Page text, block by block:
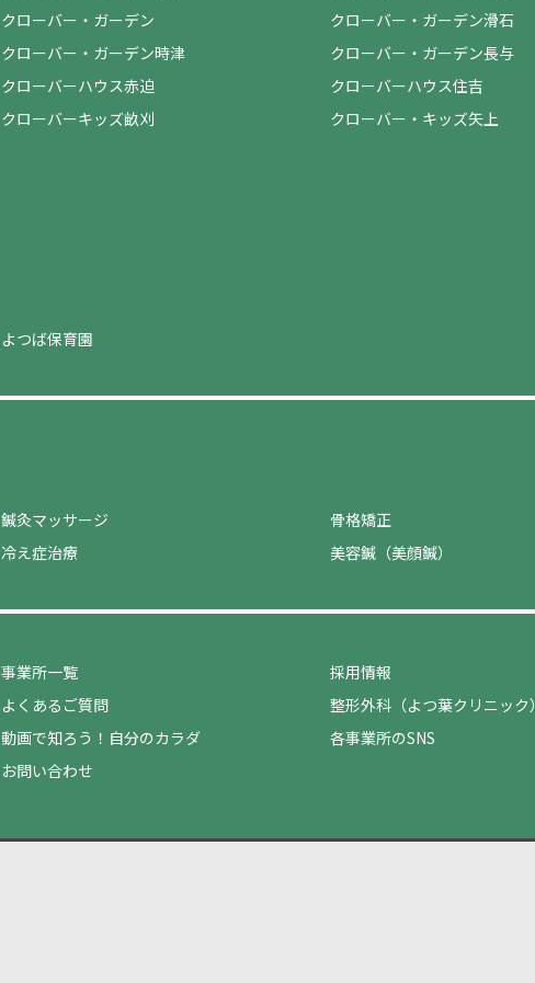
クローバー・ガーデン クローバー・ガーデン滑石
クローバー・ガーデン時津 クローバー・ガーデン長与
クローバーハウス赤迫 クローバーハウス住吉
クローバーキッズ畝刈 クローバー・キッズ矢上
よつば保育園
鍼灸マッサージ 骨格矯正
冷え症治療 美容鍼（美顔鍼）
事業所一覧 採用情報
よくあるご質問 整形外科（よつ葉クリニック）
動画で知ろう！自分のカラダ 各事業所のSNS
お問い合わせ